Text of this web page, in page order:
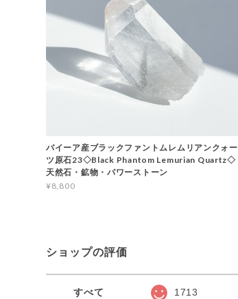
バイーア産ブラックファントムレムリアンクォー
ツ原石23◇Black Phantom Lemurian Quartz◇
天然石・鉱物・パワーストーン
¥8,800
ショップの評価
すべて 1713